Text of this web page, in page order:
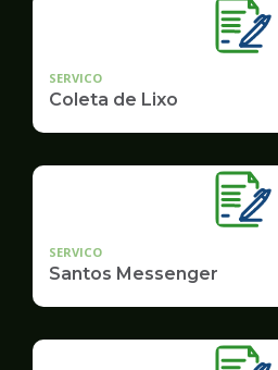
SERVICO
Coleta de Lixo
SERVICO
Santos Messenger